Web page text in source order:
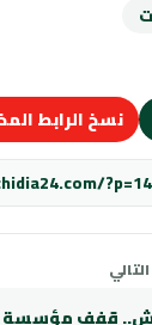
نسخ الرابط
قفف مؤسسة